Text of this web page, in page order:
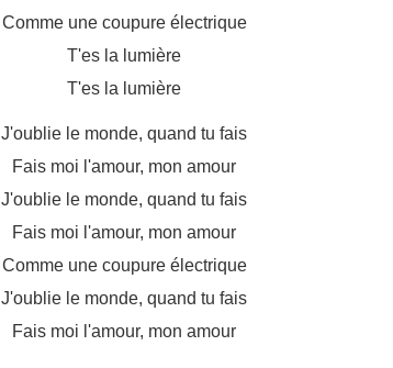
Comme une coupure électrique
T'es la lumière
T'es la lumière
J'oublie le monde, quand tu fais
Fais moi l'amour, mon amour
J'oublie le monde, quand tu fais
Fais moi l'amour, mon amour
Comme une coupure électrique
J'oublie le monde, quand tu fais
Fais moi l'amour, mon amour